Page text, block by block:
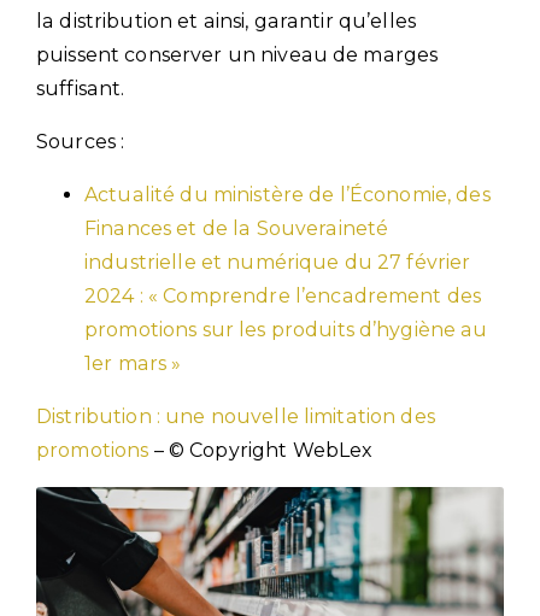
la distribution et ainsi, garantir qu’elles
puissent conserver un niveau de marges
suffisant.
Sources :
Actualité du ministère de l’Économie, des
Finances et de la Souveraineté
industrielle et numérique du 27 février
2024 : « Comprendre l’encadrement des
promotions sur les produits d’hygiène au
1er mars »
Distribution : une nouvelle limitation des
promotions – © Copyright WebLex